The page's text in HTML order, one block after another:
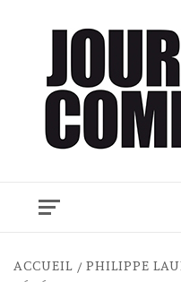
Menu
ACCUEIL
PHILIPPE